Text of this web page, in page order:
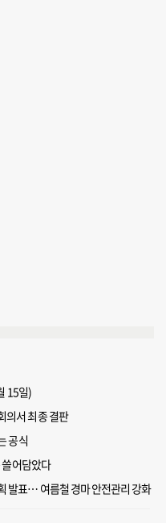
15일)
의서 최종 결판
공식
쓸어담았다
발표… 여름철 경마 안전관리 강화